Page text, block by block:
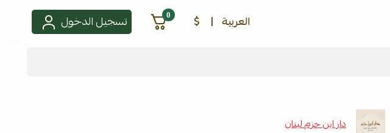
العربية |
$
0 تسجيل الدخول
دار ابن حزم لبنان